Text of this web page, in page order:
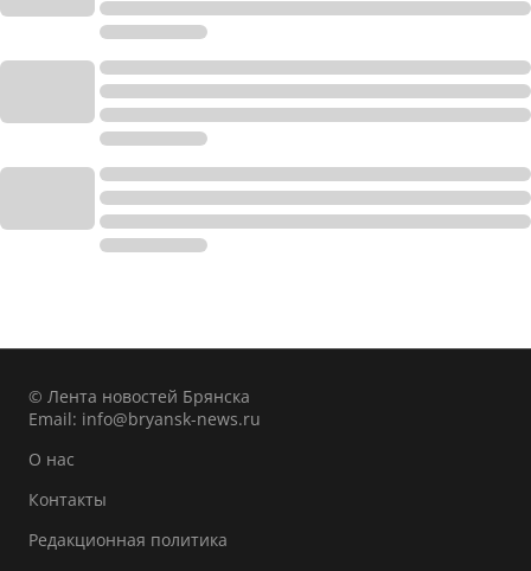
© Лента новостей Брянска
Email: info@bryansk-news.ru
О нас
Контакты
Редакционная политика